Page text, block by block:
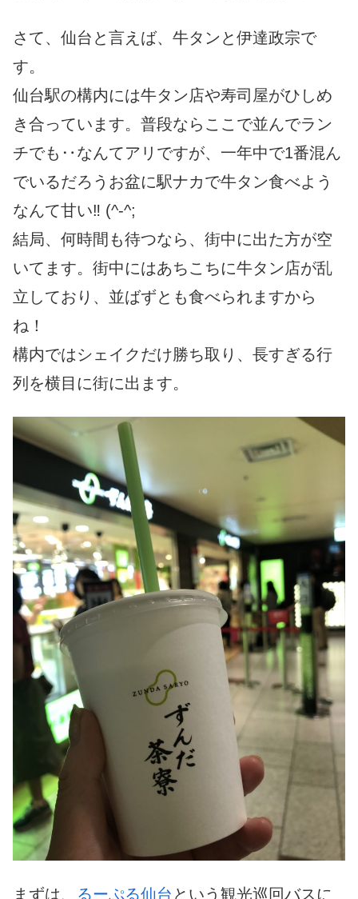
さて、仙台と言えば、牛タンと伊達政宗で
す。
仙台駅の構内には牛タン店や寿司屋がひしめ
き合っています。普段ならここで並んでラン
チでも‥なんてアリですが、一年中で1番混ん
でいるだろうお盆に駅ナカで牛タン食べよう
なんて甘い‼︎ (^-^;
結局、何時間も待つなら、街中に出た方が空
いてます。街中にはあちこちに牛タン店が乱
立しており、並ばずとも食べられますから
ね！
構内ではシェイクだけ勝ち取り、長すぎる行
列を横目に街に出ます。
まずは、 るーぷる仙台 という観光巡回バスに